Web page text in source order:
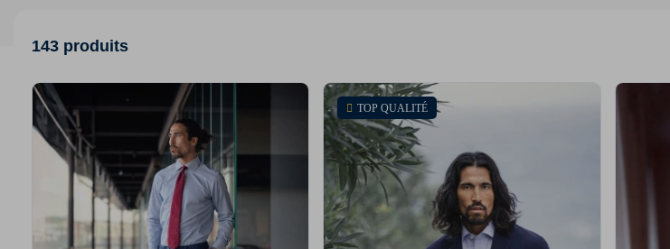
143 produits
TOP QUALITÉ